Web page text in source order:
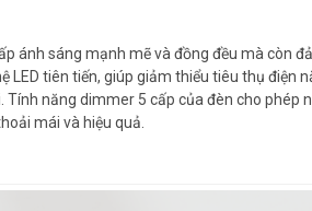
ánh sáng mạnh mẽ và đồng đều mà còn
LED tiên tiến, giúp giảm thiểu tiêu thụ điện
Tính năng dimmer 5 cấp của đèn cho phép
mái và hiệu quả.